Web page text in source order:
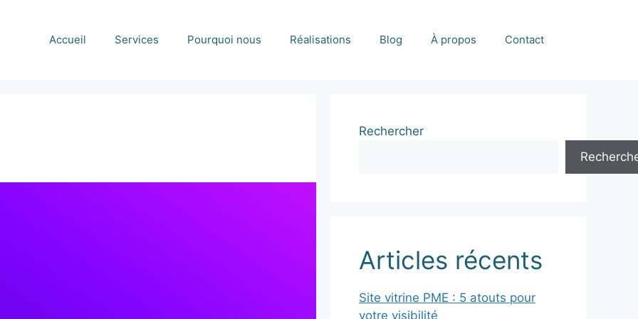
Accueil Services Pourquoi nous Réalisations Blog À propos Contact
Rechercher
Articles récents
Site vitrine PME : 5 atouts pour
votre visibilité